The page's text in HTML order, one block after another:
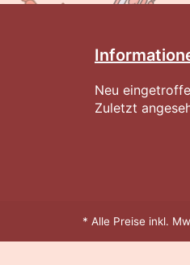
Neu
Zuletzt
* Alle Preise inkl.